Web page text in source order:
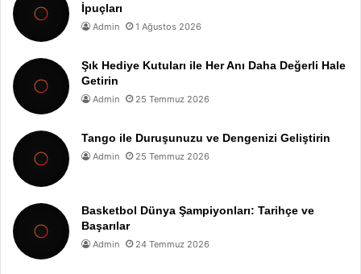
İpuçları
Admin 1 Ağustos 2026
Şık Hediye Kutuları ile Her Anı Daha Değerli Hale
Getirin
Admin 25 Temmuz 2026
Tango ile Duruşunuzu ve Dengenizi Geliştirin
Admin 25 Temmuz 2026
Basketbol Dünya Şampiyonları: Tarihçe ve
Başarılar
Admin 24 Temmuz 2026